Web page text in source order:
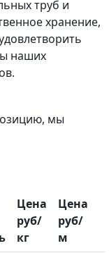
труб и
хранение,
наших
мы
Цена
руб/
кг
Цена
руб/
м